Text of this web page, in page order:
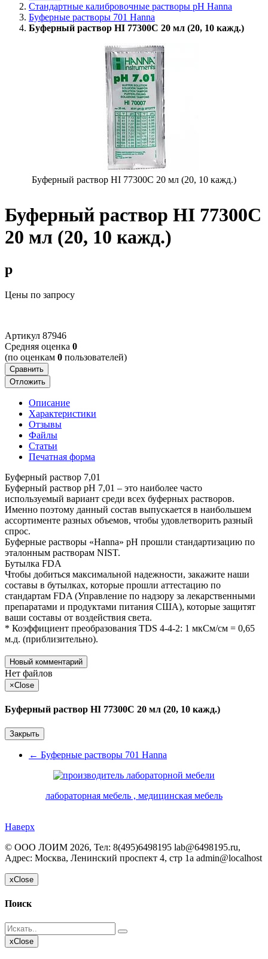
Стандартные калибровочные растворы pH Hanna
Буферные растворы 701 Hanna
Буферный раствор HI 77300C 20 мл (20, 10 кажд.)
Буферный раствор HI 77300C 20 мл (20, 10 кажд.)
Буферный раствор HI 77300C
20 мл (20, 10 кажд.)
p
Цены по запросу
Артикул 87946
Cредняя оценка 0
(по оценкам 0 пользователей)
Сравнить
Отложить
Описание
Характеристики
Отзывы
Файлы
Статьи
Печатная форма
Буферный раствор 7,01
Буферный раствор pH 7,01 – это наиболее часто
используемый вариант среди всех буферных растворов.
Именно поэтому данный состав выпускается в наибольшем
ассортименте разных объемов, чтобы удовлетворить разный
спрос.
Буферные растворы «Hanna» pH прошли стандартизацию по
эталонным растворам NIST.
Бутылка FDA
Чтобы добиться максимальной надежности, закажите наши
составы в бутылках, которые прошли аттестацию по
стандартам FDA (Управление по надзору за лекарственными
препаратами и продуктами питания США), которые защитят
ваши составы от воздействия света.
* Коэффициент преобразования TDS 4-4-2: 1 мкСм/см = 0,65
м.д. (приблизительно).
Новый комментарий
Нет файлов
×Close
Буферный раствор HI 77300C 20 мл (20, 10 кажд.)
Закрыть
← Буферные растворы 701 Hanna
лабораторная мебель , медицинская мебель
Наверх
© ООО ЛОИМ 2026, Тел: 8(495)6498195 lab@6498195.ru,
Адрес: Москва, Ленинский проспект 4, стр 1а admin@localhost
xClose
Поиск
xClose